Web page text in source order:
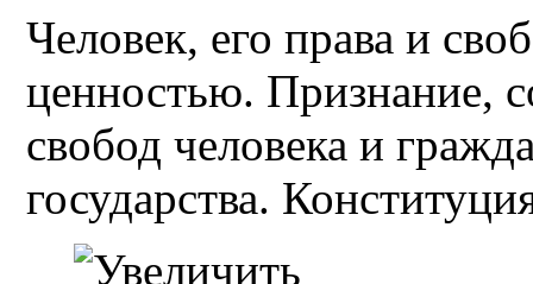
Человек, его права и
ценностью. Признание,
свобод человека и
государства.